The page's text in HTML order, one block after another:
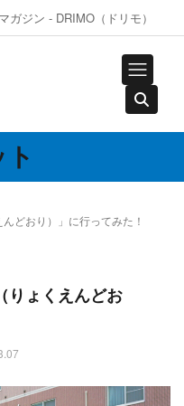
ガジン - DRIMO（ドリモ）
どおり）」に行ってみた！
りょくえんどお